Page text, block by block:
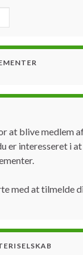
at blive medlem
er interesseret i
med at tilmelde